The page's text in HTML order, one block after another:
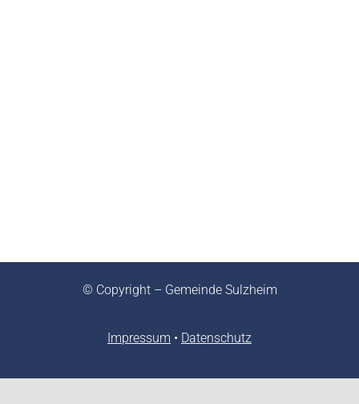
© Copyright – Gemeinde Sulzheim
Impressum • Datenschutz